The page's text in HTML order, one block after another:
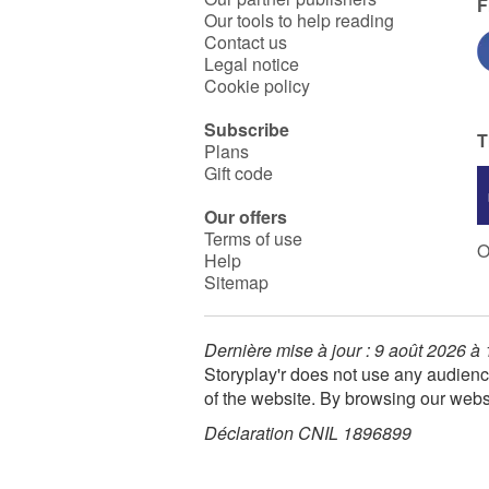
Our tools to help reading
Contact us
Legal notice
Cookie policy
Subscribe
Plans
Gift code
Our offers
Terms of use
Help
Sitemap
Dernière mise à jour : 9 août 2026 à
Storyplay'r does not use any
of the website. By browsing our
Déclaration CNIL 1896899